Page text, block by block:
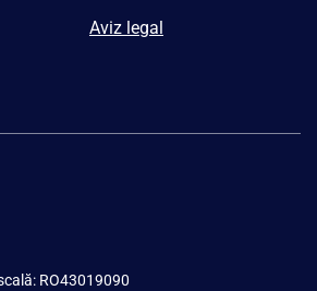
Aviz legal
RO43019090